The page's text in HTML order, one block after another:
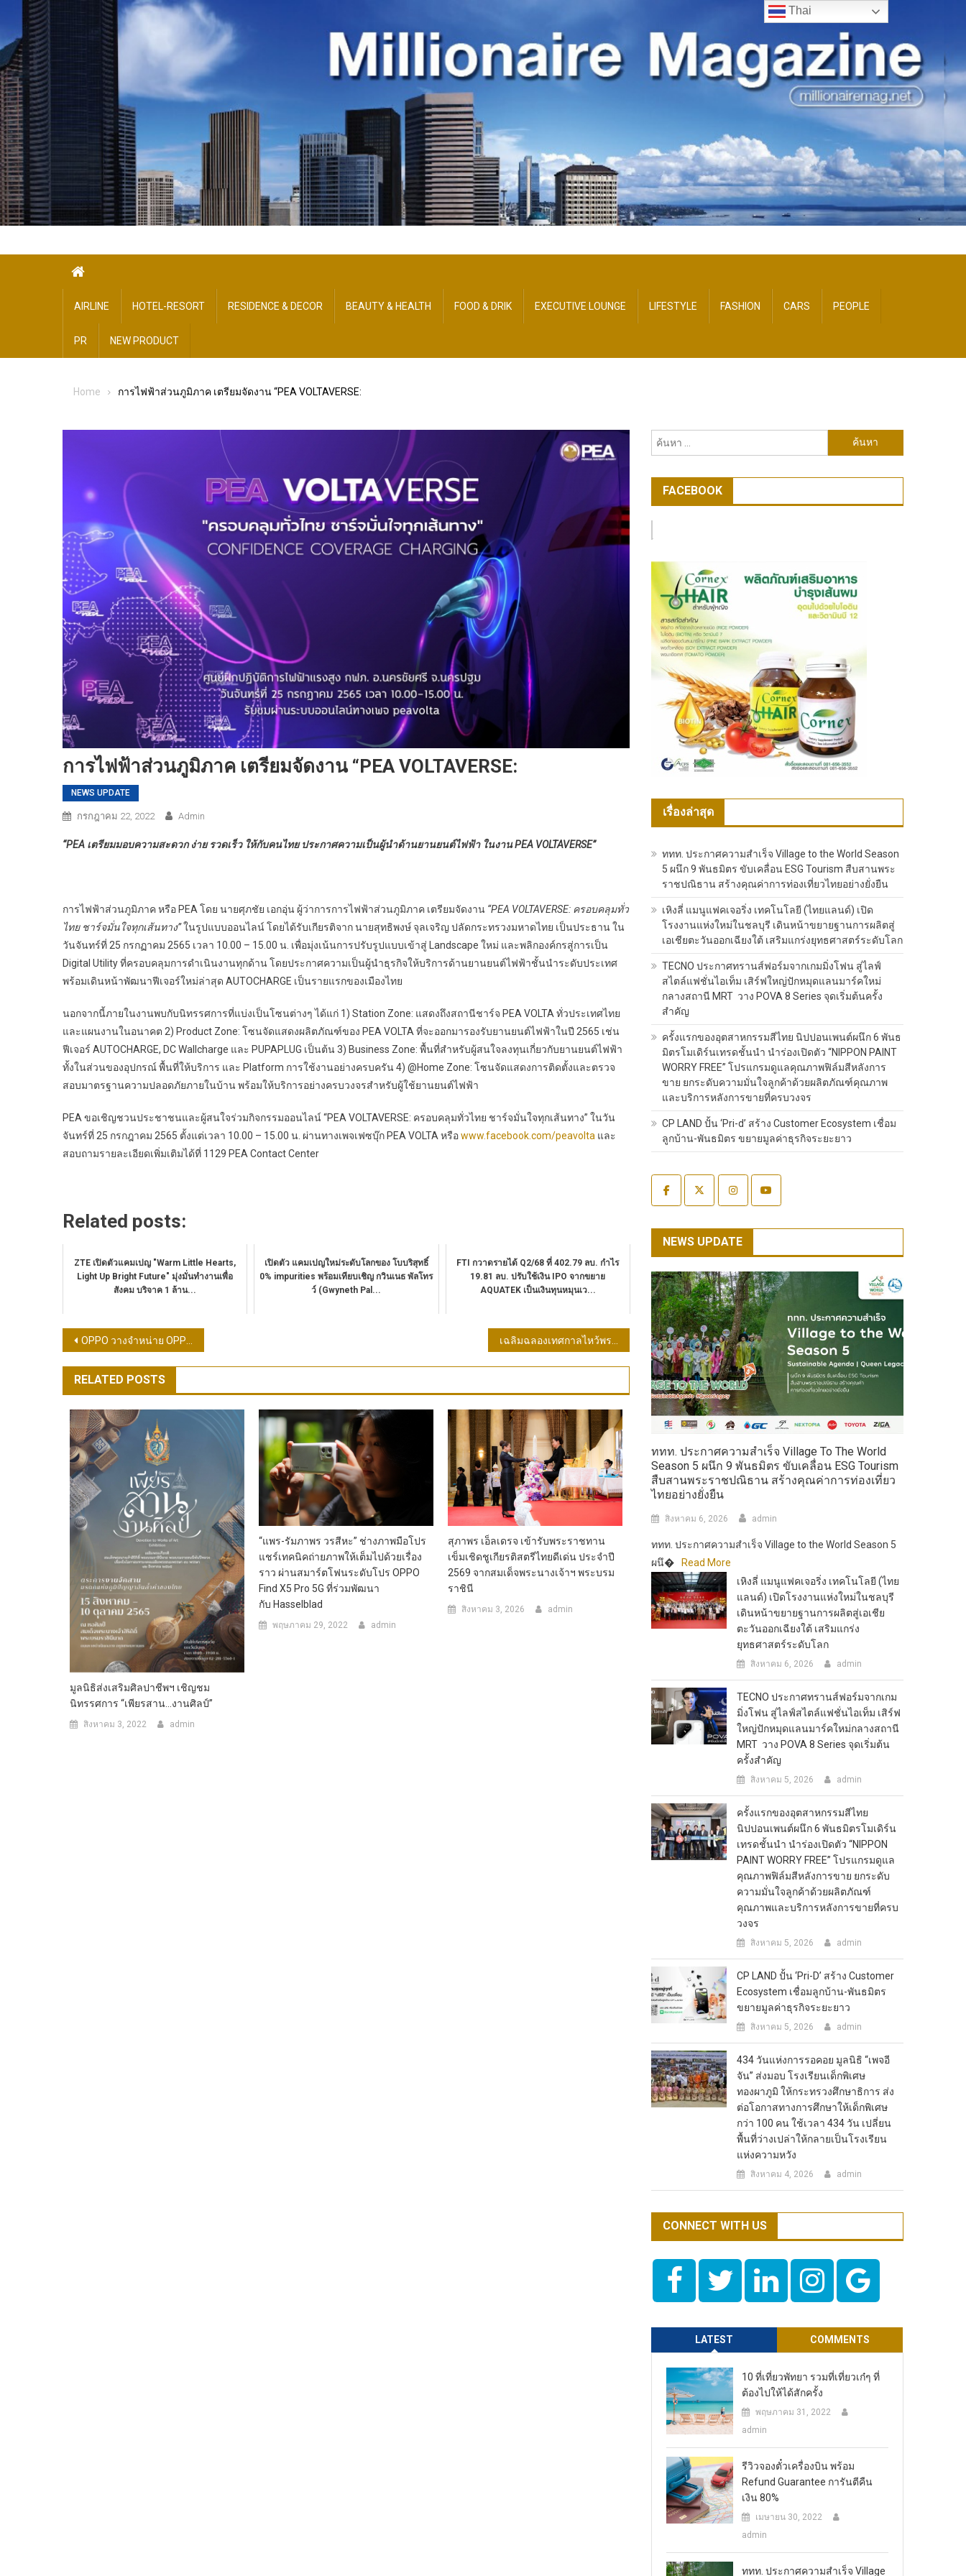
content
AIRLINE HOTEL-​RESORT RESIDENCE & DECOR BEAUTY​ & HEALTH FOOD & DRIK EXECUTIVE LOUNGE LIFESTYLE FASHION CARS PEOPLE
PR NEW​ PRODUCT​
Home การไฟฟ้าส่วนภูมิภาค เตรียมจัดงาน “PEA VOLTAVERSE:
การไฟฟ้าส่วนภูมิภาค เตรียมจัดงาน “PEA VOLTAVERSE:
NEWS UPDATE
กรกฎาคม 22, 2022 Admin
“PEA เตรียมมอบความสะดวก ง่าย รวดเร็ว ให้กับคนไทย​ ประกาศความเป็นผู้นำด้านยานยนต์ไฟฟ้า ในงาน PEA VOLTAVERSE”
การไฟฟ้าส่วนภูมิภาค หรือ PEA โดย นายศุภชัย เอกอุ่น ผู้ว่าการการไฟฟ้าส่วนภูมิภาค เตรียมจัดงาน “PEA VOLTAVERSE: ครอบคลุมทั่ว
ไทย ชาร์จมั่นใจทุกเส้นทาง”ในรูปแบบออนไลน์ โดยได้รับเกียรติจาก นายสุทธิพงษ์ จุลเจริญ ปลัดกระทรวงมหาดไทย เป็นประธาน ใน
วันจันทร์ที่ 25 กรกฏาคม 2565 เวลา 10.00 – 15.00 น. เพื่อมุ่งเน้นการปรับรูปแบบเข้าสู่ Landscape ใหม่ และพลิกองค์กรสู่การเป็น
Digital Utility ที่ครอบคลุมการดำเนินงานทุกด้าน โดยประกาศความเป็นผู้นำธุรกิจให้บริการด้านยานยนต์ไฟฟ้าชั้นนำระดับประเทศ
พร้อมเดินหน้าพัฒนาฟีเจอร์ใหม่ล่าสุด AUTOCHARGE เป็นรายแรกของเมืองไทย
นอกจากนี้ภายในงานพบกับนิทรรศการที่แบ่งเป็นโซนต่างๆ ได้แก่ 1) Station Zone: แสดงถึงสถานีชาร์จ PEA VOLTA ทั่วประเทศไทย
และแผนงานในอนาคต 2) Product Zone: โซนจัดแสดงผลิตภัณฑ์ของ PEA VOLTA ที่จะออกมารองรับยานยนต์ไฟฟ้าในปี 2565 เช่น
ฟีเจอร์ AUTOCHARGE, DC Wallcharge และ PUPAPLUG เป็นต้น 3) Business Zone: พื้นที่สำหรับผู้สนใจลงทุนเกี่ยวกับยานยนต์ไฟฟ้า
ทั้งในส่วนของอุปกรณ์ พื้นที่ให้บริการ และ Platform การใช้งานอย่างครบครัน 4) @Home Zone: โซนจัดแสดงการติดตั้งและตรวจ
สอบมาตรฐานความปลอดภัยภายในบ้าน พร้อมให้บริการอย่างครบวงจรสำหรับผู้ใช้ยานยนต์ไฟฟ้า
PEA ขอเชิญชวนประชาชนและผู้สนใจร่วมกิจกรรมออนไลน์ “PEA VOLTAVERSE: ครอบคลุมทั่วไทย ชาร์จมั่นใจทุกเส้นทาง” ในวัน
จันทร์ที่ 25 กรกฎาคม 2565 ตั้งแต่เวลา 10.00 – 15.00 น. ผ่านทางเพจเฟซบุ๊ก PEA VOLTA หรือwww.facebook.com/peavolta และ
สอบถามรายละเอียดเพิ่มเติมได้ที่ 1129 PEA Contact Center
Related posts:
ZTE เปิดตัวแคมเปญ "Warm Little Hearts,
Light Up Bright Future" มุ่งมั่นทำงานเพื่อ
สังคม บริจาค 1 ล้าน...
เปิดตัว แคมเปญใหม่ระดับโลกของ โบบริสุทธิ์
0% impurities พร้อมเทียบเชิญ กวินเนธ พัลโทร
ว์ (Gwyneth Pal...
FTI กวาดรายได้ Q2/68 ที่ 402.79 ลบ. กำไร
19.81 ลบ. ปรับใช้เงิน IPO จากขยาย
AQUATEK เป็นเงินทุนหมุนเว...
แนะแนว
เรื่อง
OPPO วางจำหน่าย OPPO Enco Buds2 หูฟังไร้สายตัวเล็ก เบสทรงพลัง เพลิดเพลินได้ไปกับทุกจังหวะในชีวิต ในราคาเพียง 1,299 บาท เฉลิมฉลองเทศกาลไหว้พระจันทร์ ด้วยขนมไหว้พระจันทร์สูตรพิเศษ บรรจุในกล่องสุดหรู จากโรงแรมคาร์ลตัน กรุงเทพฯ สุขุมวิท
RELATED POSTS
มูลนิธิส่งเสริมศิลปาชีพฯ เชิญชม
นิทรรศการ “เพียรสาน…งานศิลป์”
สิงหาคม 3, 2022 admin
“แพร-รัมภาพร วรสีหะ” ช่างภาพมือโปร
แชร์เทคนิคถ่ายภาพให้เต็มไปด้วยเรื่อง
ราว ผ่านสมาร์ตโฟนระดับโปร OPPO
Find X5 Pro 5G ที่ร่วมพัฒนา
กับ Hasselblad
พฤษภาคม 29, 2022 admin
สุภาพร เอ็ลเดรจ เข้ารับพระราชทาน
เข็มเชิดชูเกียรติสตรีไทยดีเด่น ประจำปี
2569 จากสมเด็จพระนางเจ้าฯ พระบรม
ราชินี
สิงหาคม 3, 2026 admin
สำหรับ:
FACEBOOK
เรื่องล่าสุด
ททท. ประกาศความสำเร็จ Village to the World Season
5 ผนึก 9 พันธมิตร ขับเคลื่อน ESG Tourism สืบสานพระ
ราชปณิธาน สร้างคุณค่าการท่องเที่ยวไทยอย่างยั่งยืน
เหิงลี่ แมนูแฟคเจอริ่ง เทคโนโลยี (ไทยแลนด์) เปิด
โรงงานแห่งใหม่ในชลบุรี เดินหน้าขยายฐานการผลิตสู่
เอเชียตะวันออกเฉียงใต้ เสริมแกร่งยุทธศาสตร์ระดับโลก
TECNO ประกาศทรานส์ฟอร์มจากเกมมิ่งโฟน สู่ไลฟ์
สไตล์แฟชั่นไอเท็ม เสิร์ฟใหญ่ปักหมุดแลนมาร์คใหม่
กลางสถานี MRT วาง POVA 8 Series จุดเริ่มต้นครั้ง
สำคัญ
ครั้งแรกของอุตสาหกรรมสีไทย นิปปอนเพนต์ผนึก 6 พันธ
มิตรโมเดิร์นเทรดชั้นนำ นำร่องเปิดตัว “NIPPON PAINT
WORRY FREE” โปรแกรมดูแลคุณภาพฟิล์มสีหลังการ
ขาย ยกระดับความมั่นใจลูกค้าด้วยผลิตภัณฑ์คุณภาพ
และบริการหลังการขายที่ครบวงจร
CP LAND ปั้น ‘Pri-d’ สร้าง Customer Ecosystem เชื่อม
ลูกบ้าน-พันธมิตร ขยายมูลค่าธุรกิจระยะยาว
NEWS UPDATE
ททท. ประกาศความสำเร็จ Village To The World
Season 5 ผนึก 9 พันธมิตร ขับเคลื่อน ESG Tourism
สืบสานพระราชปณิธาน สร้างคุณค่าการท่องเที่ยว
ไทยอย่างยั่งยืน
สิงหาคม 6, 2026 admin
ททท. ประกาศความสำเร็จ Village to the World Season 5
ผนึ�
Read More
เหิงลี่ แมนูแฟคเจอริ่ง เทคโนโลยี (ไทย
แลนด์) เปิดโรงงานแห่งใหม่ในชลบุรี
เดินหน้าขยายฐานการผลิตสู่เอเชีย
ตะวันออกเฉียงใต้ เสริมแกร่ง
ยุทธศาสตร์ระดับโลก
สิงหาคม 6, 2026 admin
TECNO ประกาศทรานส์ฟอร์มจากเกม
มิ่งโฟน สู่ไลฟ์สไตล์แฟชั่นไอเท็ม เสิร์ฟ
ใหญ่ปักหมุดแลนมาร์คใหม่กลางสถานี
MRT วาง POVA 8 Series จุดเริ่มต้น
ครั้งสำคัญ
สิงหาคม 5, 2026 admin
ครั้งแรกของอุตสาหกรรมสีไทย
นิปปอนเพนต์ผนึก 6 พันธมิตรโมเดิร์น
เทรดชั้นนำ นำร่องเปิดตัว “NIPPON
PAINT WORRY FREE” โปรแกรมดูแล
คุณภาพฟิล์มสีหลังการขาย ยกระดับ
ความมั่นใจลูกค้าด้วยผลิตภัณฑ์
คุณภาพและบริการหลังการขายที่ครบ
วงจร
สิงหาคม 5, 2026 admin
CP LAND ปั้น ‘Pri-D’ สร้าง Customer
Ecosystem เชื่อมลูกบ้าน-พันธมิตร
ขยายมูลค่าธุรกิจระยะยาว
สิงหาคม 5, 2026 admin
434 วันแห่งการรอคอย มูลนิธิ “เพจอี
จัน” ส่งมอบ โรงเรียนเด็กพิเศษ
ทองผาภูมิ ให้กระทรวงศึกษาธิการ ส่ง
ต่อโอกาสทางการศึกษาให้เด็กพิเศษ
กว่า 100 คน ใช้เวลา 434 วัน เปลี่ยน
พื้นที่ว่างเปล่าให้กลายเป็นโรงเรียน
แห่งความหวัง
สิงหาคม 4, 2026 admin
CONNECT WITH US
LATEST COMMENTS
10 ที่เที่ยวพัทยา รวมที่เที่ยวเก๋ๆ ที่
ต้องไปให้ได้สักครั้ง
พฤษภาคม 31, 2022
admin
รีวิวจองตั๋วเครื่องบิน พร้อม
Refund Guarantee การันตีคืน
เงิน 80%
เมษายน 30, 2022
admin
ททท. ประกาศความสำเร็จ Village
Thai